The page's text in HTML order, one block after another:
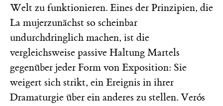
Welt zu funktionieren. Eines der Prinzipien, die
La mujerzunächst so scheinbar
undurchdringlich machen, ist die
vergleichsweise passive Haltung Martels
gegenüber jeder Form von Exposition: Sie
weigert sich strikt, ein Ereignis in ihrer
Dramaturgie über ein anderes zu stellen. Verós